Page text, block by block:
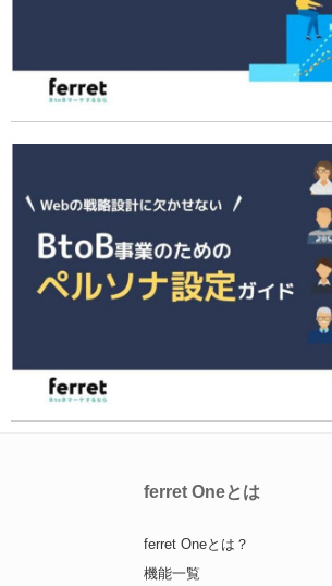
ferret Oneとは
ferret Oneとは？
機能一覧